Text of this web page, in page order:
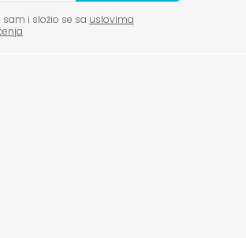
sam i složio se sa uslovima